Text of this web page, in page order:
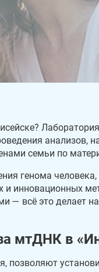
анализов,
семьи по
генома
и инновационных
— всё это делает
мтДНК в
позволяют